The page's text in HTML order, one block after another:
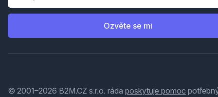
Ozvěte se mi
© 2001–2026 B2M.CZ s.r.o. ráda poskytuje pomoc